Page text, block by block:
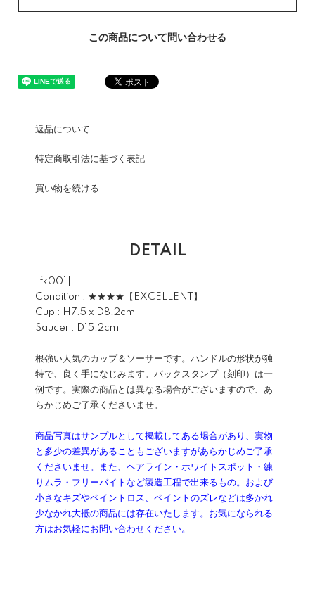
この商品について問い合わせる
返品について
特定商取引法に基づく表記
買い物を続ける
DETAIL
[fk001]
Condition : ★★★★【EXCELLENT】
Cup : H7.5 x D8.2cm
Saucer : D15.2cm
根強い人気のカップ＆ソーサーです。ハンドルの形状が独
特で、良く手になじみます。バックスタンプ（刻印）は一
例です。実際の商品とは異なる場合がございますので、あ
らかじめご了承くださいませ。
商品写真はサンプルとして掲載してある場合があり、実物
と多少の差異があることもございますがあらかじめご了承
くださいませ。また、ヘアライン・ホワイトスポット・練
りムラ・フリーバイトなど製造工程で出来るもの。および
小さなキズやペイントロス、ペイントのズレなどは多かれ
少なかれ大抵の商品には存在いたします。お気になられる
方はお気軽にお問い合わせください。